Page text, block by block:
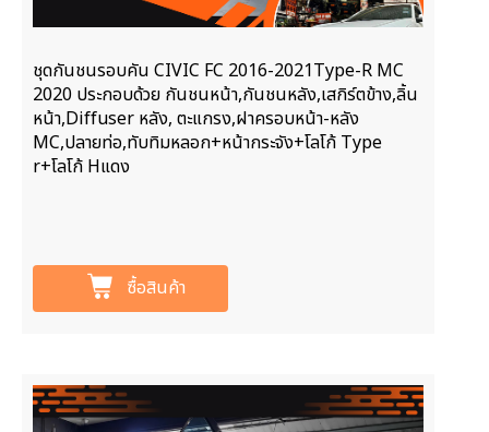
ชุดกันชนรอบคัน CIVIC FC 2016-2021Type-R MC
2020 ประกอบด้วย กันชนหน้า,กันชนหลัง,เสกิร์ตข้าง,ลิ้น
หน้า,Diffuser หลัง, ตะแกรง,ฝาครอบหน้า-หลัง
MC,ปลายท่อ,ทับทิมหลอก+หน้ากระจัง+โลโก้ Type
r+โลโก้ Hแดง
ซื้อสินค้า